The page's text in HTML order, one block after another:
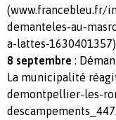
(www.francebleu.fr/
demanteles-au-
a-lattes-1630401357)
8 septembre :
La municipalité
demontpellier-les-